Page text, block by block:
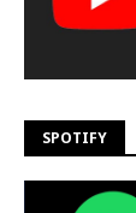
SPOTIFY